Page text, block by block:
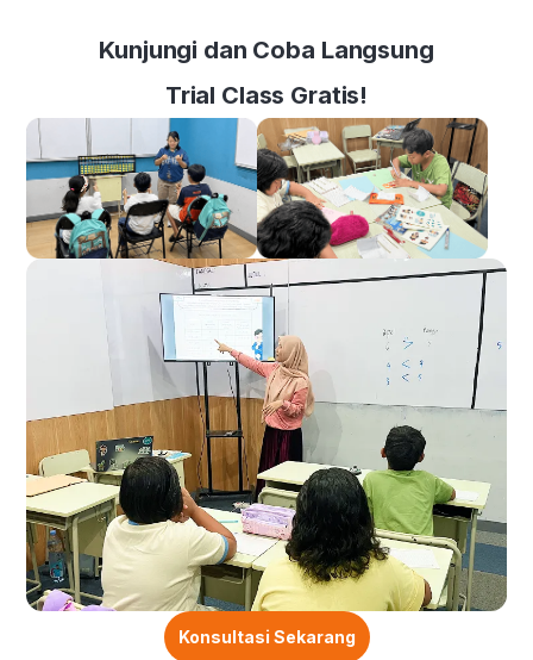
Kunjungi dan Coba Langsung
Trial Class Gratis!
Konsultasi Sekarang